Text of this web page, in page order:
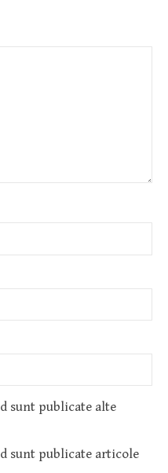
sunt publicate alte
sunt publicate articole